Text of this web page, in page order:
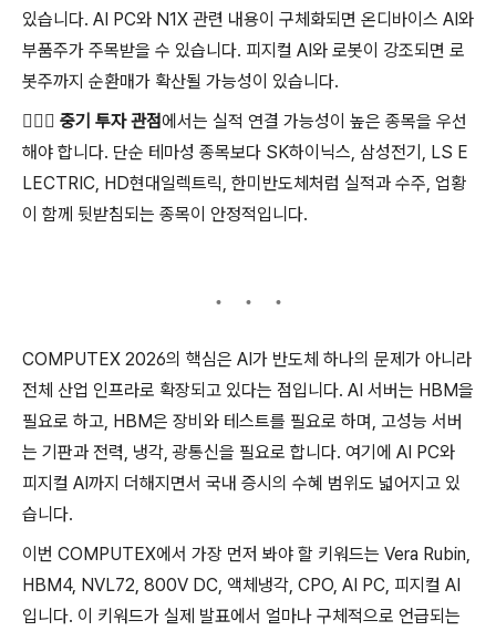
있습니다. AI PC와 N1X 관련 내용이 구체화되면 온디바이스 AI와
부품주가 주목받을 수 있습니다. 피지컬 AI와 로봇이 강조되면 로
봇주까지 순환매가 확산될 가능성이 있습니다.
🕵🏻‍♂️ 중기 투자 관점에서는 실적 연결 가능성이 높은 종목을 우선
해야 합니다. 단순 테마성 종목보다 SK하이닉스, 삼성전기, LS E
LECTRIC, HD현대일렉트릭, 한미반도체처럼 실적과 수주, 업황
이 함께 뒷받침되는 종목이 안정적입니다.
COMPUTEX 2026의 핵심은 AI가 반도체 하나의 문제가 아니라
전체 산업 인프라로 확장되고 있다는 점입니다. AI 서버는 HBM을
필요로 하고, HBM은 장비와 테스트를 필요로 하며, 고성능 서버
는 기판과 전력, 냉각, 광통신을 필요로 합니다. 여기에 AI PC와
피지컬 AI까지 더해지면서 국내 증시의 수혜 범위도 넓어지고 있
습니다.
이번 COMPUTEX에서 가장 먼저 봐야 할 키워드는 Vera Rubin,
HBM4, NVL72, 800V DC, 액체냉각, CPO, AI PC, 피지컬 AI
입니다. 이 키워드가 실제 발표에서 얼마나 구체적으로 언급되는